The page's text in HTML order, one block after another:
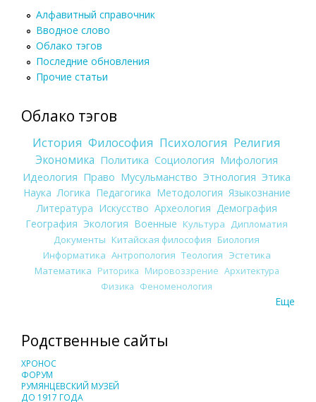
Алфавитный справочник
Вводное слово
Облако тэгов
Последние обновления
Прочие статьи
Облако тэгов
История Философия Психология Религия
Экономика Политика Социология Мифология
Идеология Право Мусульманство Этнология Этика
Наука Логика Педагогика Методология Языкознание
Литература Искусство Археология Демография
География Экология Военные Культура
Дипломатия
Документы Китайская философия Биология
Информатика Антропология Теология Эстетика
Математика Риторика Мировоззрение Архитектура
Физика Феноменология
Еще
Родственные сайты
ХРОНОС
ФОРУМ
РУМЯНЦЕВСКИЙ МУЗЕЙ
ДО 1917 ГОДА